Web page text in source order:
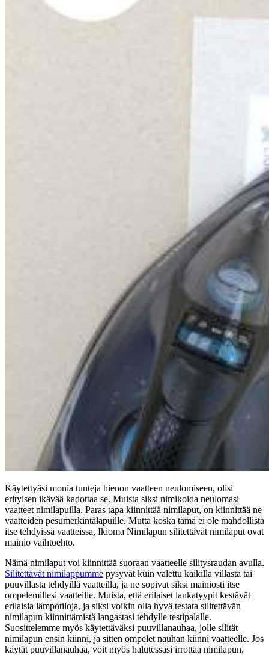
Käytettyäsi monia tunteja hienon vaatteen neulomiseen, olisi
erityisen ikävää kadottaa se. Muista siksi nimikoida neulomasi
vaatteet nimilapuilla. Paras tapa kiinnittää nimilaput, on kiinnittää ne
vaatteiden pesumerkintälapuille. Mutta koska tämä ei ole mahdollista
itse tehdyissä vaatteissa, Ikioma Nimilapun silitettävät nimilaput ovat
mainio vaihtoehto.
Nämä nimilaput voi kiinnittää suoraan vaatteelle silitysraudan avulla.
Silitettävät nimilappumme pysyvät kuin valettu kaikilla villasta tai
puuvillasta tehdyillä vaatteilla, ja ne sopivat siksi mainiosti itse
ompelemillesi vaatteille. Muista, että erilaiset lankatyypit kestävät
erilaisia lämpötiloja, ja siksi voikin olla hyvä testata silitettävän
nimilapun kiinnittämistä langastasi tehdylle testipalalle.
Suosittelemme myös käytettäväksi puuvillanauhaa, jolle silität
nimilapun ensin kiinni, ja sitten ompelet nauhan kiinni vaatteelle. Jos
käytät puuvillanauhaa, voit myös halutessasi irrottaa nimilapun.